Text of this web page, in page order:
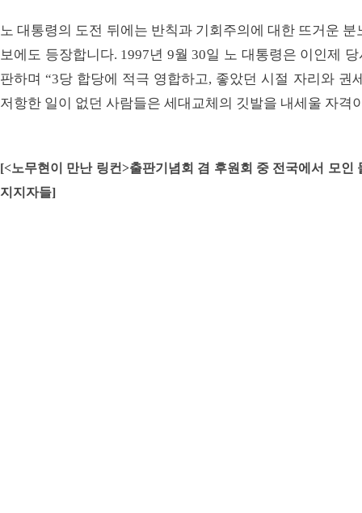
노 대통령의 도전 뒤에는 반칙과 기회주의에 대한 뜨거운
보에도 등장합니다. 1997년 9월 30일 노 대통령은 이인제
판하며 “3당 합당에 적극 영합하고, 좋았던 시절 자리와 권
저항한 일이 없던 사람들은 세대교체의 깃발을 내세울 자격
[<노무현이 만난 링컨>출판기념회 겸 후원회 중 전국에서 모인
지지자들]